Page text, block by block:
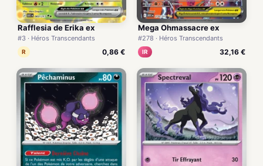
Rafflesia de Erika ex
#3 · Héros Transcendants
R 0,86 €
Mega Ohmassacre ex
#278 · Héros Transcendants
IR 32,16 €